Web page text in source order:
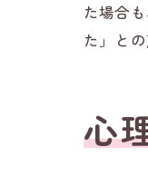
た場合
た」と
心